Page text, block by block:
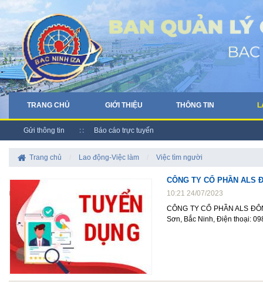
TRANG CHỦ GIỚI THIỆU THÔNG TIN
Gửi thông tin Báo cáo trực tuyến
Trang chủ Lao động-Việc làm Việc tìm người
CÔNG TY CỔ PHẦN ALS
10:21 24/07/2023
CÔNG TY CỔ PHẦN ALS
Sơn, Bắc Ninh, Điện thoại: